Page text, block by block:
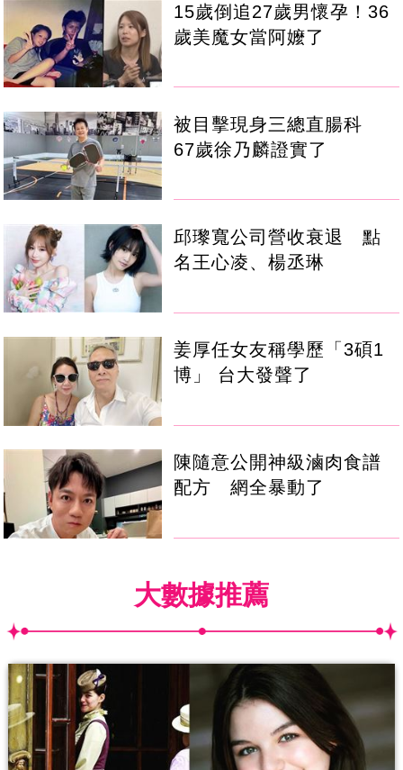
15歲倒追27歲男懷孕！36
歲美魔女當阿嬤了
被目擊現身三總直腸科
67歲徐乃麟證實了
邱瓈寬公司營收衰退 點
名王心凌、楊丞琳
姜厚任女友稱學歷「3碩1
博」 台大發聲了
陳隨意公開神級滷肉食譜
配方 網全暴動了
大數據推薦